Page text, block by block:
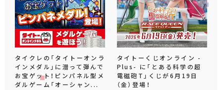
タイクレの「タイトーオンラ
インメダル」に潜って弾んで
お宝ゲット！ピンパネル型メ
ダルゲーム「オーシャン...
タイトーくじオンライン -
Plus- に「とある科学の超
電磁砲T」くじが6月19日
（金）登場！